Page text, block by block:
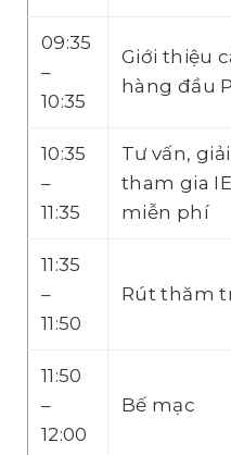
09:35
–
10:35
Giới thiệu
hàng đầu
10:35
–
11:35
Tư vấn,
tham gia
miễn phí
11:35
–
11:50
Rút thăm
11:50
–
12:00
Bế mạc